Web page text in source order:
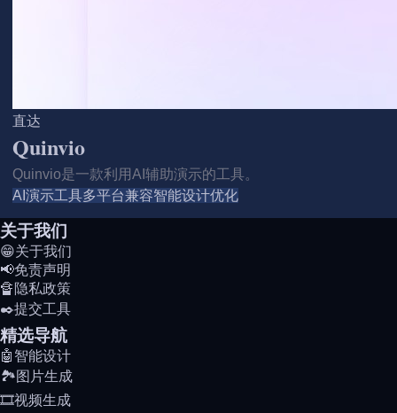
直达
Quinvio
Quinvio是一款利用AI辅助演示的工具。
AI演示工具多平台兼容智能设计优化
关于我们
😁关于我们
📢免责声明
🔏隐私政策
✒️提交工具
精选导航
🤖智能设计
🏞️图片生成
🎞️视频生成